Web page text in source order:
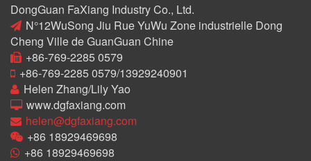
DongGuan FaXiang Industry Co., Ltd.
N°12WuSong Jiu Rue YuWu Zone industrielle Dong
Cheng Ville de GuanGuan Chine
+86-769-2285 0579
+86-769-2285 0579/13929240901
Helen Zhang/Lily Yao
www.dgfaxiang.com
helen@dgfaxiang.com
+86 18929469698
+86 18929469698